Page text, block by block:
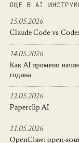
ОЩЕ В AI
15.05.2026
Claude Code vs
14.05.2026
Как AI промени
година
12.05.2026
Paperclip AI
11.05.2026
OpenClaw: open-